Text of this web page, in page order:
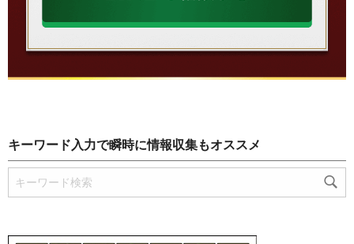
キーワード入力で瞬時に情報収集もオススメ